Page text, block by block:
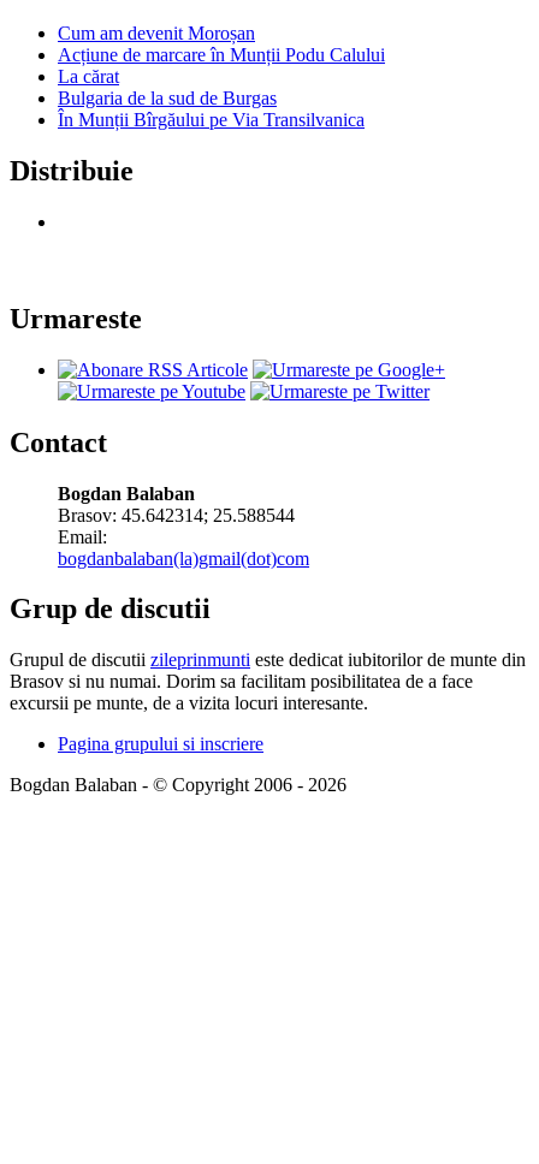
Cum am devenit Moroșan
Acțiune de marcare în Munții Podu Calului
La cărat
Bulgaria de la sud de Burgas
În Munții Bîrgăului pe Via Transilvanica
Distribuie
Urmareste
Contact
Bogdan Balaban
Brasov: 45.642314; 25.588544
Email:
bogdanbalaban(la)gmail(dot)com
Grup de discutii
Grupul de discutii zileprinmunti este dedicat iubitorilor de munte din
Brasov si nu numai. Dorim sa facilitam posibilitatea de a face
excursii pe munte, de a vizita locuri interesante.
Pagina grupului si inscriere
Bogdan Balaban - © Copyright 2006 - 2026